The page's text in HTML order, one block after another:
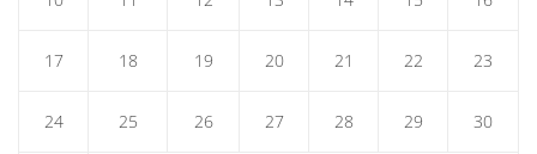
17 18 19 20 21 22 23
24 25 26 27 28 29 30